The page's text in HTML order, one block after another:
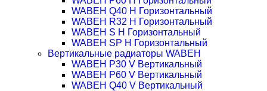
WABEH Q40 H Горизонтальный
WABEH R32 H Горизонтальный
WABEH S H Горизонтальный
WABEH SP H Горизонтальный
Вертикальные радиаторы WABEH
WABEH P30 V Вертикальный
WABEH P60 V Вертикальный
WABEH Q40 V Вертикальный